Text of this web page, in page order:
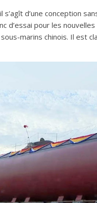
s’agît d’une conception
d’essai pour les
marins chinois. Il est